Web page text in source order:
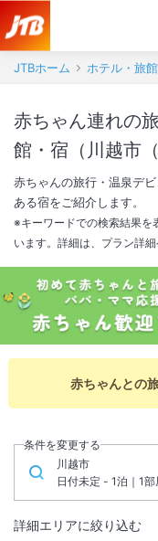
JTBホーム ホテル・旅
赤ちゃん連れの
館・宿（川越市
赤ちゃんの旅行・温泉デ
ある宿をご紹介します。
※キーワードでの検索結果を
います。詳細は、プラン詳
赤ちゃんとの
条件を変更する
川越市
日付未定 - 1泊｜1
詳細エリアに絞り込む